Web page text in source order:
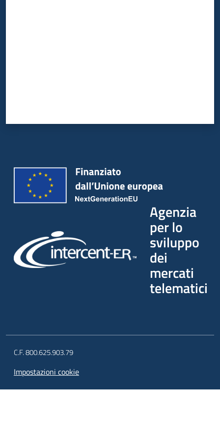
Agenzia
per lo
sviluppo
dei
mercati
telematici
C.F. 800.625.903.79
Impostazioni cookie